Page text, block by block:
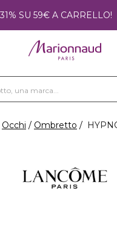
SU 59€ A CARRELLO!
Occhi Ombretto